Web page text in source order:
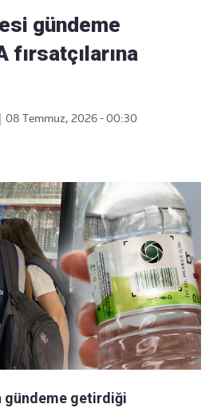
gündeme
fırsatçılarına
08 Temmuz, 2026 - 00:30
gündeme getirdiği